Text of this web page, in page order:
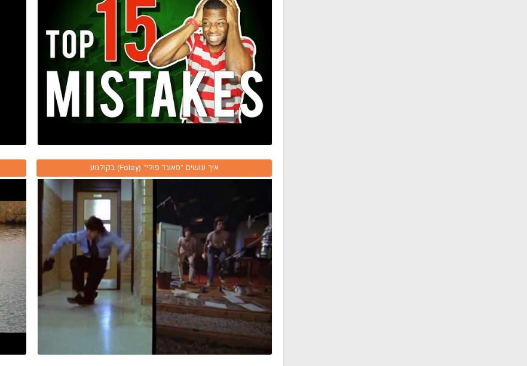
איך עושים "סאונד פולי" (Foley) בקולנוע